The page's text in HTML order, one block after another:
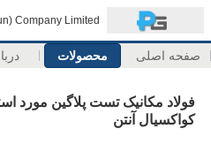
Company Limited
صفحه اصلی محصولات
فولاد مکانیک تست پلاگین مورد
کواکسیال آنتن